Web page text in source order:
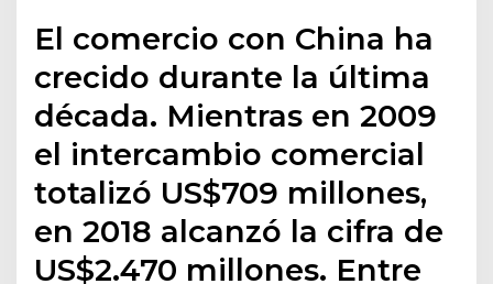
El comercio con China ha
crecido durante la última
década. Mientras en 2009
el intercambio comercial
totalizó US$709 millones,
en 2018 alcanzó la cifra de
US$2.470 millones. Entre